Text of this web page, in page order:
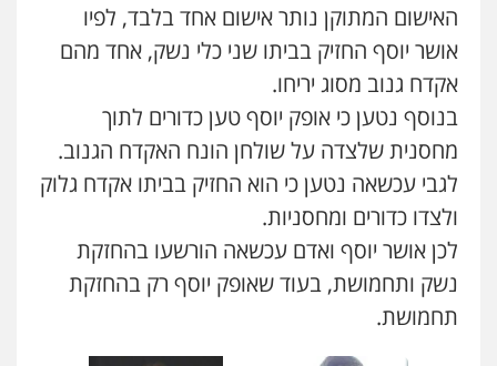
האישום המתוקן נותר אישום אחד בלבד, לפיו
אושר יוסף החזיק בביתו שני כלי נשק, אחד מהם
אקדח גנוב מסוג יריחו.
בנוסף נטען כי אופק יוסף טען כדורים לתוך
מחסנית שלצדה על שולחן הונח האקדח הגנוב.
לגבי עכשאה נטען כי הוא החזיק בביתו אקדח גלוק
ולצדו כדורים ומחסניות.
לכן אושר יוסף ואדם עכשאה הורשעו בהחזקת
נשק ותחמושת, בעוד שאופק יוסף רק בהחזקת
תחמושת.
עו"ד רונן בנדל
משפט פלילי פשיעה חמורה פלילי
0524282442
כבריאן, מזר – משרד עורכי דין
מעצרים וחקירות
0543986802
פלילי עבירות תנועה צווארון לבן תעבורה